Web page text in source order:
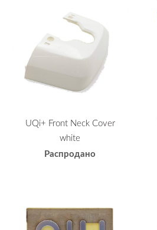
UQi+ Front Neck Cover
white
Распродано